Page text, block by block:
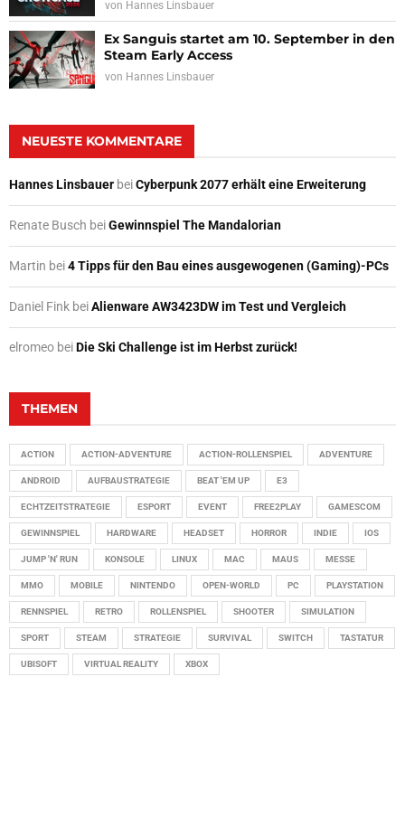
von Hannes Linsbauer
Ex Sanguis startet am 10. September in den
Steam Early Access
von Hannes Linsbauer
NEUESTE KOMMENTARE
Hannes Linsbauer beiCyberpunk 2077 erhält eine Erweiterung
Renate Busch beiGewinnspiel The Mandalorian
Martin bei4 Tipps für den Bau eines ausgewogenen (Gaming)-PCs
Daniel Fink beiAlienware AW3423DW im Test und Vergleich
elromeo beiDie Ski Challenge ist im Herbst zurück!
THEMEN
ACTION ACTION-ADVENTURE ACTION-ROLLENSPIEL ADVENTURE
ANDROID AUFBAUSTRATEGIE BEAT 'EM UP E3
ECHTZEITSTRATEGIE ESPORT EVENT FREE2PLAY GAMESCOM
GEWINNSPIEL HARDWARE HEADSET HORROR INDIE IOS
JUMP 'N' RUN KONSOLE LINUX MAC MAUS MESSE
MMO MOBILE NINTENDO OPEN-WORLD PC PLAYSTATION
RENNSPIEL RETRO ROLLENSPIEL SHOOTER SIMULATION
SPORT STEAM STRATEGIE SURVIVAL SWITCH TASTATUR
UBISOFT VIRTUAL REALITY XBOX